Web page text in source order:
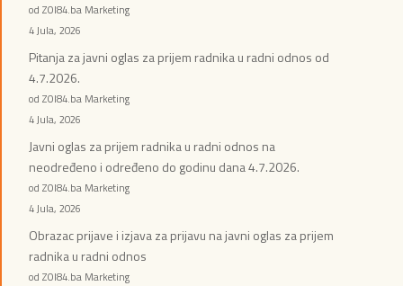
od ZOI84.ba Marketing
4 Jula, 2026
Pitanja za javni oglas za prijem radnika u radni odnos od
4.7.2026.
od ZOI84.ba Marketing
4 Jula, 2026
Javni oglas za prijem radnika u radni odnos na
neodređeno i određeno do godinu dana 4.7.2026.
od ZOI84.ba Marketing
4 Jula, 2026
Obrazac prijave i izjava za prijavu na javni oglas za prijem
radnika u radni odnos
od ZOI84.ba Marketing